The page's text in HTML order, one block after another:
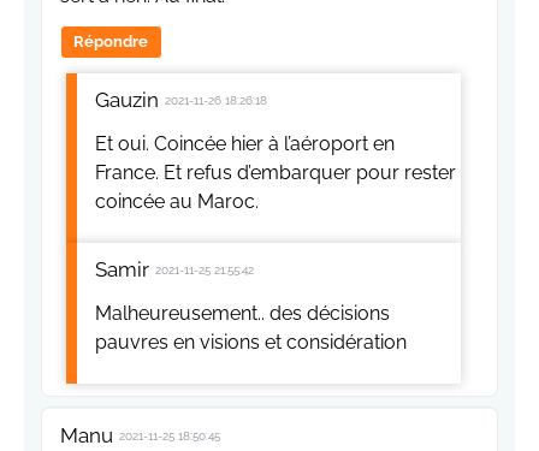
Répondre
Gauzin 2021-11-26 18:26:18
Et oui. Coincée hier à l’aéroport en
France. Et refus d’embarquer pour rester
coincée au Maroc.
Samir 2021-11-25 21:55:42
Malheureusement.. des décisions
pauvres en visions et considération
Manu 2021-11-25 18:50:45